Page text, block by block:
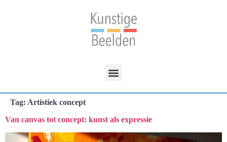
Tag: Artistiek concept
Van canvas tot concept: kunst als expressie